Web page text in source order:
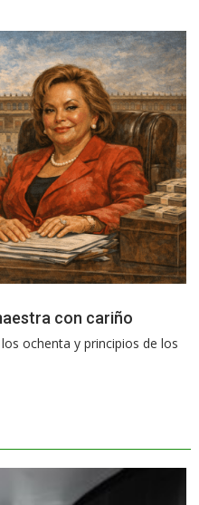
con cariño
ochenta y principios de los